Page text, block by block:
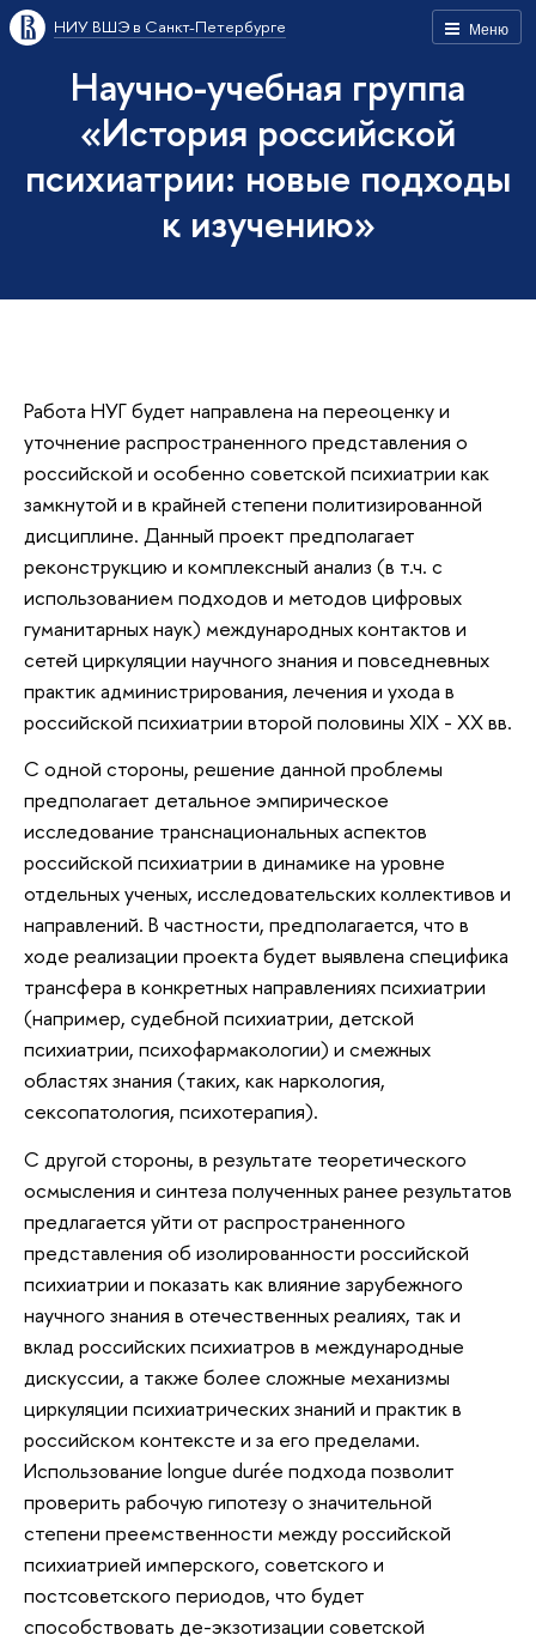
Меню
НИУ ВШЭ в Санкт-Петербурге
Научно-учебная группа
«История российской
психиатрии: новые подходы
к изучению»
Работа НУГ будет направлена на переоценку и
уточнение распространенного представления о
российской и особенно советской психиатрии как
замкнутой и в крайней степени политизированной
дисциплине. Данный проект предполагает
реконструкцию и комплексный анализ (в т.ч. с
использованием подходов и методов цифровых
гуманитарных наук) международных контактов и
сетей циркуляции научного знания и повседневных
практик администрирования, лечения и ухода в
российской психиатрии второй половины XIX - XX вв.
С одной стороны, решение данной проблемы
предполагает детальное эмпирическое
исследование транснациональных аспектов
российской психиатрии в динамике на уровне
отдельных ученых, исследовательских коллективов и
направлений. В частности, предполагается, что в
ходе реализации проекта будет выявлена специфика
трансфера в конкретных направлениях психиатрии
(например, судебной психиатрии, детской
психиатрии, психофармакологии) и смежных
областях знания (таких, как наркология,
сексопатология, психотерапия).
С другой стороны, в результате теоретического
осмысления и синтеза полученных ранее результатов
предлагается уйти от распространенного
представления об изолированности российской
психиатрии и показать как влияние зарубежного
научного знания в отечественных реалиях, так и
вклад российских психиатров в международные
дискуссии, а также более сложные механизмы
циркуляции психиатрических знаний и практик в
российском контексте и за его пределами.
Использование longue durée подхода позволит
проверить рабочую гипотезу о значительной
степени преемственности между российской
психиатрией имперского, советского и
постсоветского периодов, что будет
способствовать де-экзотизации советской